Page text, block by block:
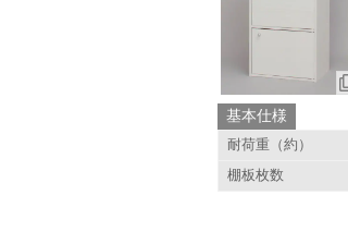
基本仕様
耐荷重（約）
棚板枚数